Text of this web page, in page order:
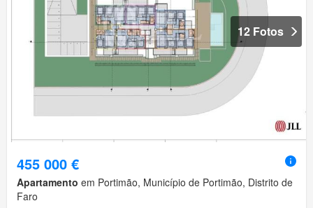
12 Fotos
455 000 €
Apartamento em Portimão, Município de Portimão, Distrito de
Faro